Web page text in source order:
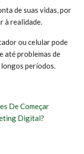
de suas vidas, por
à realidade.
ou celular pode
até problemas de
longos períodos.
De Começar
Digital?